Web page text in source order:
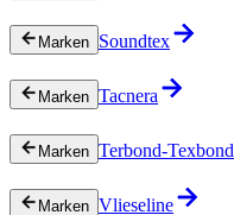
Marken Soundtex
Marken Tacnera
Marken Terbond-Texbond
Marken Vlieseline